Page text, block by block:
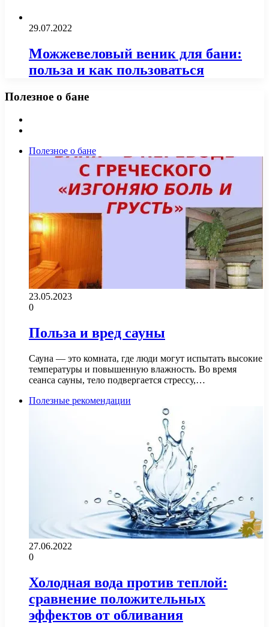
29.07.2022
Можжевеловый веник для бани:
польза и как пользоваться
Полезное о бане
Полезное о бане
23.05.2023
0
Польза и вред сауны
Сауна — это комната, где люди могут испытать высокие
температуры и повышенную влажность. Во время
сеанса сауны, тело подвергается стрессу,…
Полезные рекомендации
27.06.2022
0
Холодная вода против теплой:
сравнение положительных
эффектов от обливания